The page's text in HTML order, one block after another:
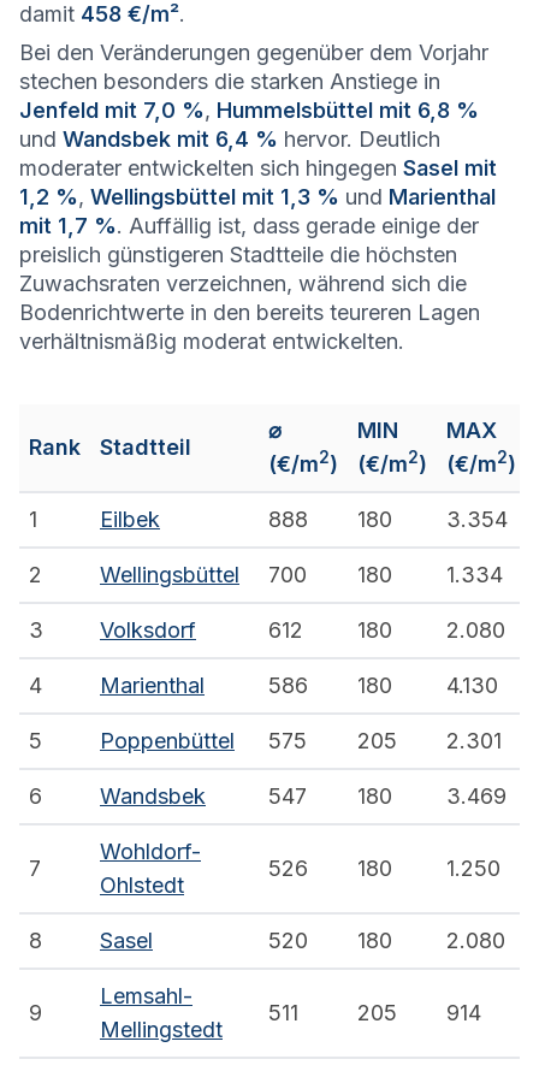
damit 458 €/m².
Bei den Veränderungen gegenüber dem Vorjahr
stechen besonders die starken Anstiege in
Jenfeld mit 7,0 %, Hummelsbüttel mit 6,8 %
und Wandsbek mit 6,4 % hervor. Deutlich
moderater entwickelten sich hingegen Sasel mit
1,2 %, Wellingsbüttel mit 1,3 % und Marienthal
mit 1,7 %. Auffällig ist, dass gerade einige der
preislich günstigeren Stadtteile die höchsten
Zuwachsraten verzeichnen, während sich die
Bodenrichtwerte in den bereits teureren Lagen
verhältnismäßig moderat entwickelten.
Rank Stadtteil
⌀
(€/m2)
MIN
(€/m2)
MAX
(€/m2)
1 Eilbek 888 180 3.354
2 Wellingsbüttel 700 180 1.334
3 Volksdorf 612 180 2.080
4 Marienthal 586 180 4.130
5 Poppenbüttel 575 205 2.301
6 Wandsbek 547 180 3.469
7
Wohldorf-
Ohlstedt
526 180 1.250
8 Sasel 520 180 2.080
9
Lemsahl-
Mellingstedt
511 205 914